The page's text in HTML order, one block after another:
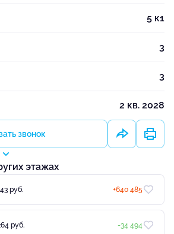
5 к1
3
3
2 кв. 2028
звонок
этажах
руб. +640 485
руб. -34 494